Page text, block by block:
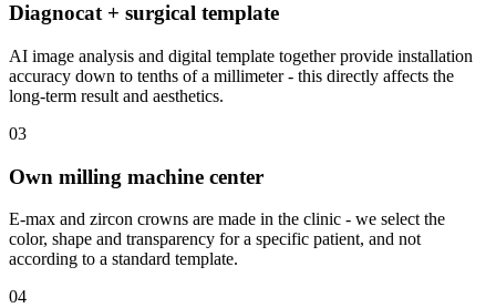
Diagnocat + surgical template
AI image analysis and digital template together provide installation
accuracy down to tenths of a millimeter - this directly affects the
long-term result and aesthetics.
03
Own milling machine center
E-max and zircon crowns are made in the clinic - we select the
color, shape and transparency for a specific patient, and not
according to a standard template.
04